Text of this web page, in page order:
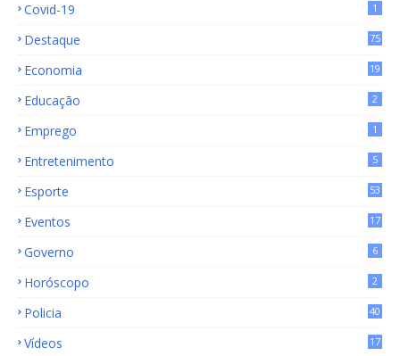
Covid-19 1
Destaque
75
Economia
19
Educação 2
Emprego 1
Entretenimento 5
Esporte 53
Eventos 17
Governo 6
Horóscopo 2
Policia 40
Vídeos 17